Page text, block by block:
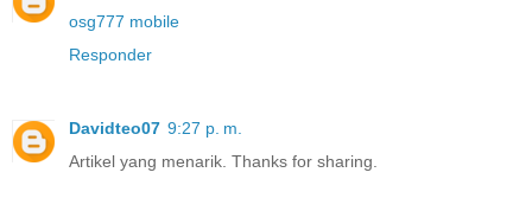
osg777 mobile
Responder
Davidteo07 9:27 p. m.
Artikel yang menarik. Thanks for sharing.